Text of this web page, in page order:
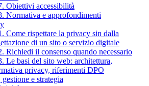
Obiettivi accessibilità
Normativa e approfondimenti
Come rispettare la privacy sin dalla
di un sito o servizio digitale
Richiedi il consenso quando necessario
Le basi del sito web: architettura,
privacy, riferimenti DPO
e strategia